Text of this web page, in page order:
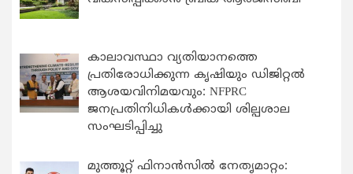
കാലാവസ്ഥാ വ്യതിയാനത്തെ
പ്രതിരോധിക്കുന്ന കൃഷിയും ഡിജിറ്റൽ
ആശയവിനിമയവും: NFPRC
ജനപ്രതിനിധികൾക്കായി ശില്പശാല
സംഘടിപ്പിച്ചു
മുത്തൂറ്റ് ഫിനാൻസിൽ നേതൃമാറ്റം: